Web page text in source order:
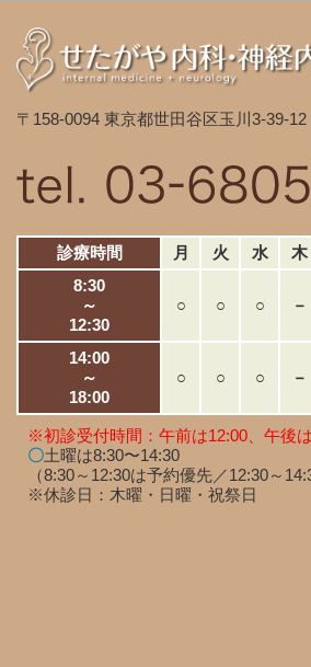
〒158-0094 東京都世田谷区玉川3-39-12
診療時間 月 火 水 木
8:30
～
12:30
○ ○ ○ －
14:00
～
18:00
○ ○ ○ －
※初診受付時間：午前は12:00、午後は
〇土曜は8:30〜14:30
（8:30～12:30は予約優先／12:30～
※休診日：木曜・日曜・祝祭日